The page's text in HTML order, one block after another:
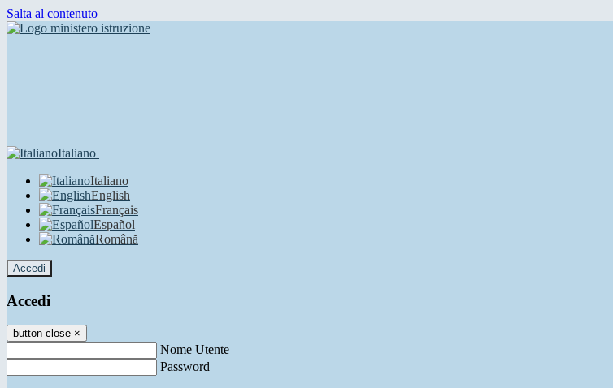
Salta al contenuto
Italiano
Italiano
English
Français
Español
Română
Accedi
Accedi
button close ×
Nome Utente
Password